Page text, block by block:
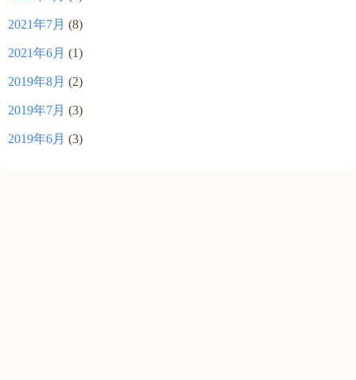
2021年7月 (8)
2021年6月 (1)
2019年8月 (2)
2019年7月 (3)
2019年6月 (3)